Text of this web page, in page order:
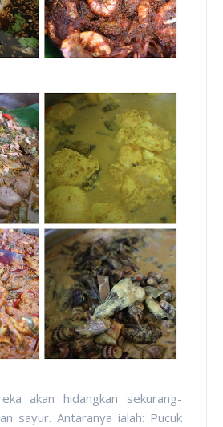
akan hidangkan sekurang-
sayur. Antaranya ialah: Pucuk